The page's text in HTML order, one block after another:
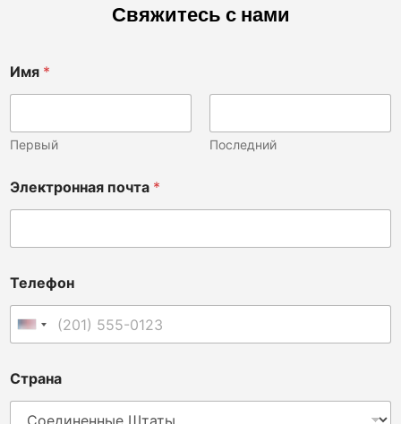
Свяжитесь с нами
Имя *
Первый Последний
о
о
щ
н
и
е
n
e
Электронная почта *
Телефон
Соединенные Штаты +1
Страна